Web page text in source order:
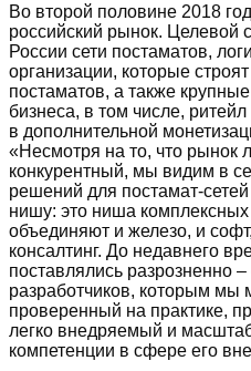
Во второй половине 2018
российский рынок. Целевой
России сети постаматов,
организации, которые
постаматов, а также
бизнеса, в том числе,
в дополнительной
«Несмотря на то, что рынок
конкурентный, мы видим в
решений для постамат-
нишу: это ниша
объединяют и железо, и
консалтинг. До недавнего
поставлялись разрозненно
разработчиков, которым мы
проверенный на практике,
легко внедряемый и
компетенции в сфере его